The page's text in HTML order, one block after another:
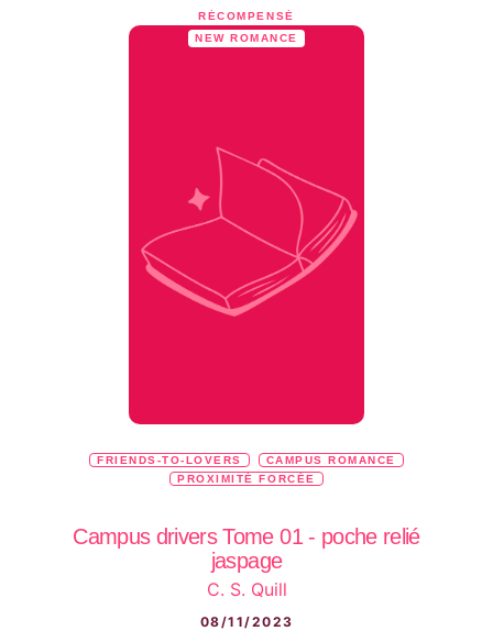
RÉCOMPENSÉ
NEW ROMANCE
FRIENDS-TO-LOVERS
CAMPUS ROMANCE
PROXIMITÉ FORCÉE
Campus drivers Tome 01 - poche relié
jaspage
C. S. Quill
08/11/2023